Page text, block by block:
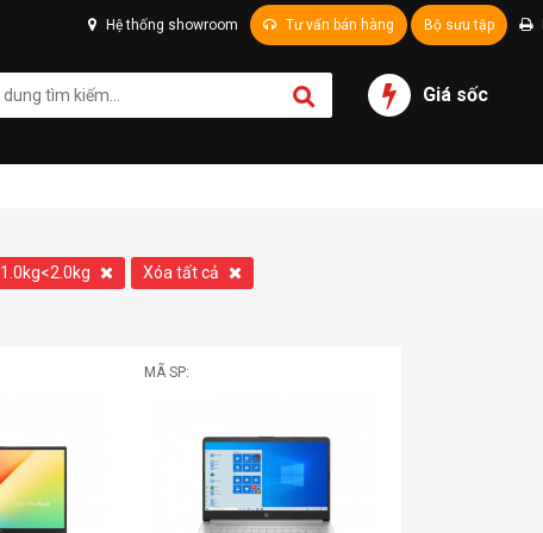
Hệ thống showroom Tư vấn bán hàng Bộ sưu tập
Giá sốc
1.0kg<2.0kg Xóa tất cả
MÃ SP: